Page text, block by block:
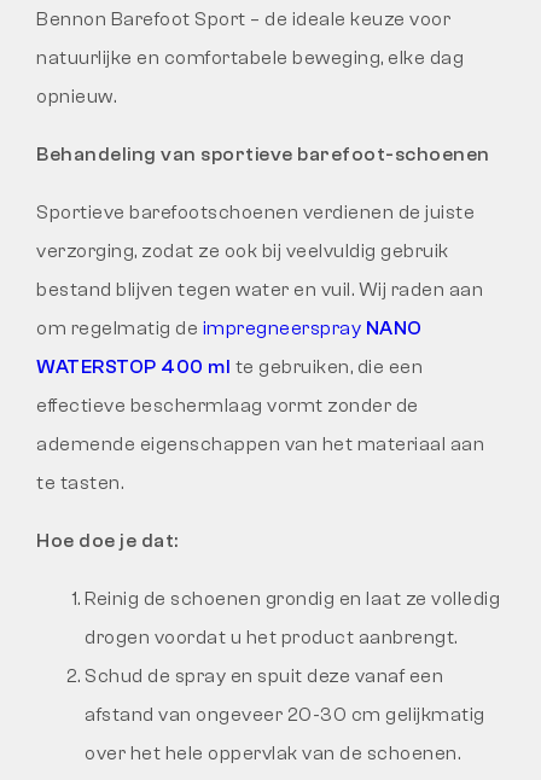
Bennon Barefoot Sport – de ideale keuze voor
natuurlijke en comfortabele beweging, elke dag
opnieuw.
Behandeling van sportieve barefoot-schoenen
Sportieve barefootschoenen verdienen de juiste
verzorging, zodat ze ook bij veelvuldig gebruik
bestand blijven tegen water en vuil. Wij raden aan
om regelmatig de impregneerspray NANO
WATERSTOP 400 ml te gebruiken, die een
effectieve beschermlaag vormt zonder de
ademende eigenschappen van het materiaal aan
te tasten.
Hoe doe je dat:
Reinig de schoenen grondig en laat ze volledig
drogen voordat u het product aanbrengt.
Schud de spray en spuit deze vanaf een
afstand van ongeveer 20-30 cm gelijkmatig
over het hele oppervlak van de schoenen.